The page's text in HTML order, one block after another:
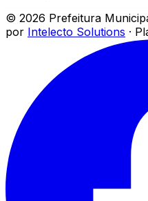
© 2026 Prefeitura
por Intelecto Solutions ·